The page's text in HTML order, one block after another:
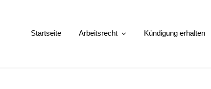
Startseite Arbeitsrecht Kündigung erhalten